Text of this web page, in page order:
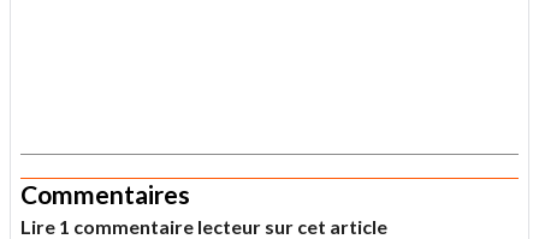
Commentaires
Lire 1 commentaire lecteur sur cet article